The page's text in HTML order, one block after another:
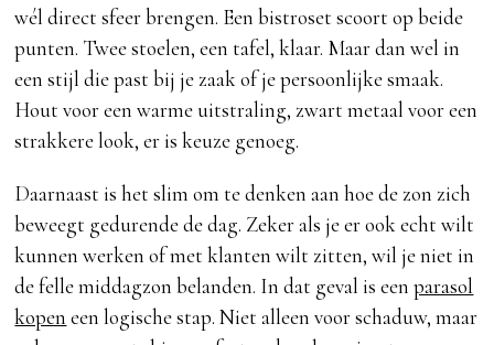
wél direct sfeer brengen. Een bistroset scoort op beide
punten. Twee stoelen, een tafel, klaar. Maar dan wel in
een stijl die past bij je zaak of je persoonlijke smaak.
Hout voor een warme uitstraling, zwart metaal voor een
strakkere look, er is keuze genoeg.
Daarnaast is het slim om te denken aan hoe de zon zich
beweegt gedurende de dag. Zeker als je er ook echt wilt
kunnen werken of met klanten wilt zitten, wil je niet in
de felle middagzon belanden. In dat geval is eenparasol
kopen een logische stap. Niet alleen voor schaduw, maar